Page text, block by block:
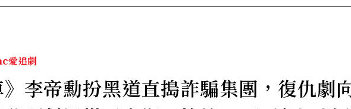
愛追劇
》李帝勳扮黑道直搗詐騙集團，復仇劇